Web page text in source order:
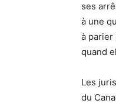
ses
à une
à parier
quand
Les
du